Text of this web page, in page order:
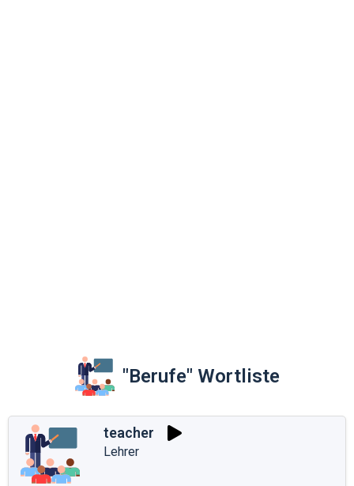
"Berufe" Wortliste
teacher
Lehrer